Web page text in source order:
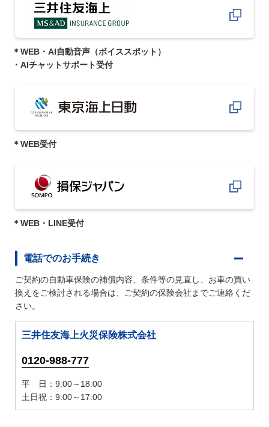
＊WEB・AI自動音声（ボイススポット）
・AIチャットサポート受付
＊WEB受付
＊WEB・LINE受付
電話でのお手続き
ご契約の自動車保険の補償内容、条件等の見直し、お車の買い
換えをご検討される場合は、ご契約の保険会社までご連絡くだ
さい。
三井住友海上火災保険株式会社
0120-988-777
平 日：9:00～18:00
土日祝：9:00～17:00